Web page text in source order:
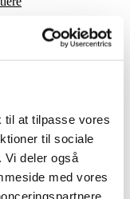
til at tilpasse vores
til sociale
Vi deler også
med vores